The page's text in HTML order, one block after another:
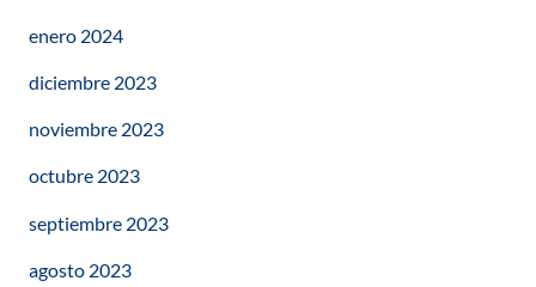
enero 2024
diciembre 2023
noviembre 2023
octubre 2023
septiembre 2023
agosto 2023